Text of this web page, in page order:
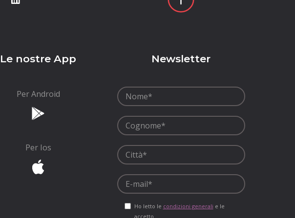
Le nostre App
Per Android
Per Ios
Newsletter
Ho letto le condizioni generali e le
accetto